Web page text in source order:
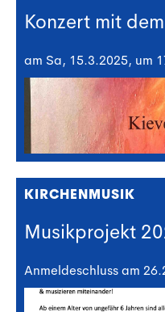
Konzert mit
am Sa, 15.3.2025, um
KIRCHENMUSIK
Musikprojekt
Anmeldeschluss am